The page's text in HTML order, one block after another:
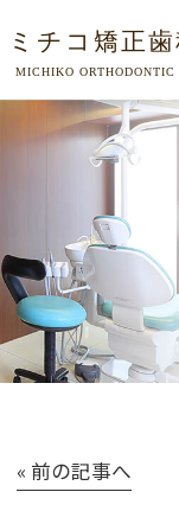
« 前の記事へ